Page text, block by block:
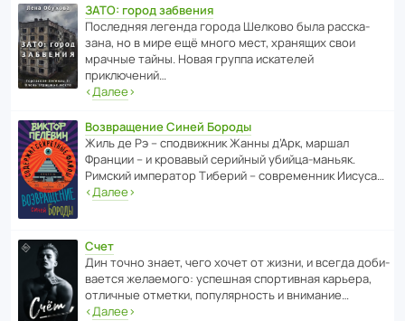
ЗАТО: город забвения
После­дняя легенда города Шелково была расска­
зана, но в мире ещё много мест, хранящих свои
мрачные тайны. Новая группа иска­телей
приключений…
‹Далее›
Возвращение Синей Бороды
Жиль де Рэ – спод­ви­жник Жанны д’Арк, маршал
Франции – и кровавый серийный убийца-маньяк.
Римский импе­ратор Тиберий – совре­менник Иисуса…
‹Далее›
Счет
Дин точно знает, чего хочет от жизни, и всегда доби­
ва­ется жела­е­мого: успе­шная спор­ти­вная карьера,
отли­чные отметки, попу­ля­р­ность и внимание…
‹Далее›